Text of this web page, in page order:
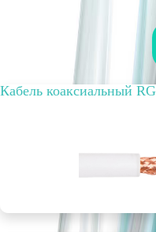
Кабель коаксиальный